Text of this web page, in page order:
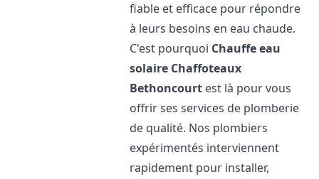
fiable et efficace pour répondre
à leurs besoins en eau chaude.
C'est pourquoi Chauffe eau
solaire Chaffoteaux
Bethoncourt est là pour vous
offrir ses services de plomberie
de qualité. Nos plombiers
expérimentés interviennent
rapidement pour installer,